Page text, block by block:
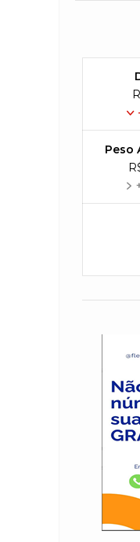
Peso